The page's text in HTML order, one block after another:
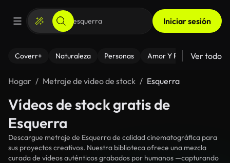
Iniciar sesión
Coverr+ Naturaleza Personas Amor Y Relaciones
Ver todo
Hogar Metraje de video de stock Esquerra
Vídeos de stock gratis de
Esquerra
Descargue metraje de Esquerra de calidad cinematográfica para
sus proyectos creativos. Nuestra biblioteca ofrece una mezcla
curada de vídeos auténticos grabados por humanos —capturando